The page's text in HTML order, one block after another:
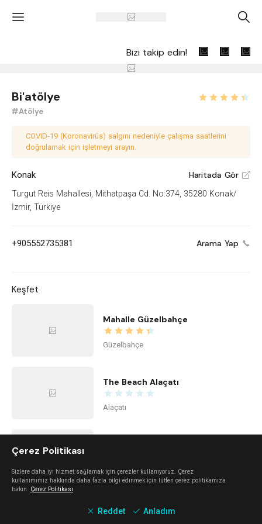
' A
Bizi takip edin!
Bi'atölye
#Atölye
COVID-19 (Koronavirüs) salgını nedeniyle çalışma saatlerini
doğrulamak için işletmeyi arayın.
Konak Haritada Gör V
Turgut Reis Mahallesi, Mithatpaşa Cd. No:374, 35280 Konak/
İzmir, Türkiye
+905552735381 Arama Yap
Keşfet
Mahalle Güzelbahçe
Güzelbahçe
The Beach Alaçatı
Alaçatı
Balçova
Kime Ne Alaçatı
Çerez Politikası
Sizlere daha iyi hizmet sağlamak için çerezler kullanıyoruz. Çerez
kullanımımız hakkında daha fazla bilgi edinmek için lütfen çerez politikamıza
bakın. Çerez Politikası
Reddet Anladım